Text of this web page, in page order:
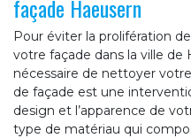
façade Haeusern
Pour éviter la prolifération
votre façade dans la ville de
nécessaire de nettoyer
de façade est une
design et l’apparence de
type de matériau qui